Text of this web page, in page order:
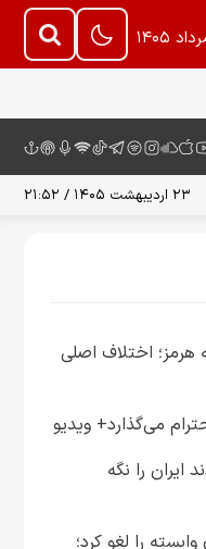
۲۳ اردیبهشت ۱۴۰۵ / ۲۱:۵۲
هرمز؛ اختلاف اصلی
می‌گذارد+ ویدیو
ایران را نگه
را لغو کرد؛